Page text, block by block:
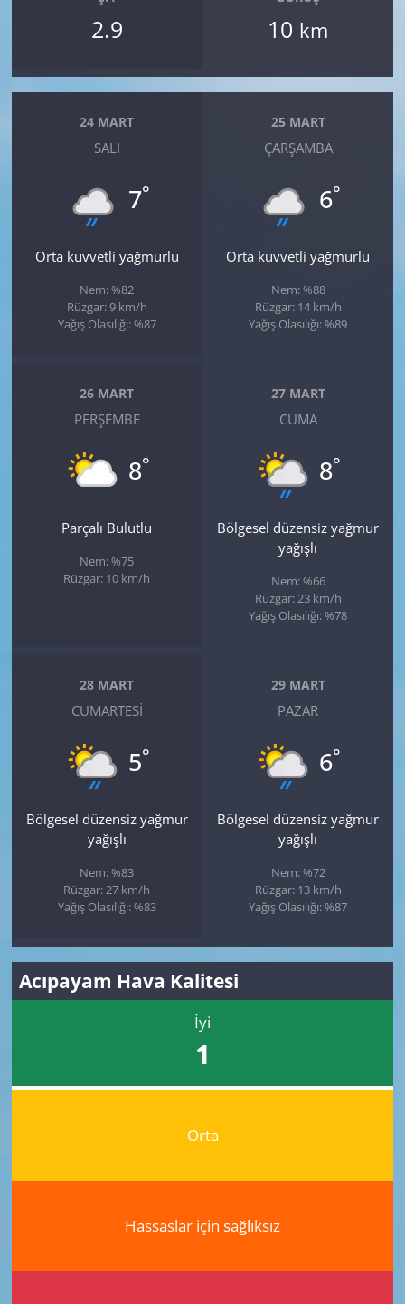
2.9 10 km
24 MART
SALI
7°
Orta kuvvetli yağmurlu
Nem: %82
Rüzgar: 9 km/h
Yağış Olasılığı: %87
25 MART
ÇARŞAMBA
6°
Orta kuvvetli yağmurlu
Nem: %88
Rüzgar: 14 km/h
Yağış Olasılığı: %89
26 MART
PERŞEMBE
8°
Parçalı Bulutlu
Nem: %75
Rüzgar: 10 km/h
27 MART
CUMA
8°
Bölgesel düzensiz yağmur
yağışlı
Nem: %66
Rüzgar: 23 km/h
Yağış Olasılığı: %78
28 MART
CUMARTESI
5°
Bölgesel düzensiz yağmur
yağışlı
Nem: %83
Rüzgar: 27 km/h
Yağış Olasılığı: %83
29 MART
PAZAR
6°
Bölgesel düzensiz yağmur
yağışlı
Nem: %72
Rüzgar: 13 km/h
Yağış Olasılığı: %87
Acıpayam Hava Kalitesi
İyi
1
Orta
Hassaslar için sağlıksız